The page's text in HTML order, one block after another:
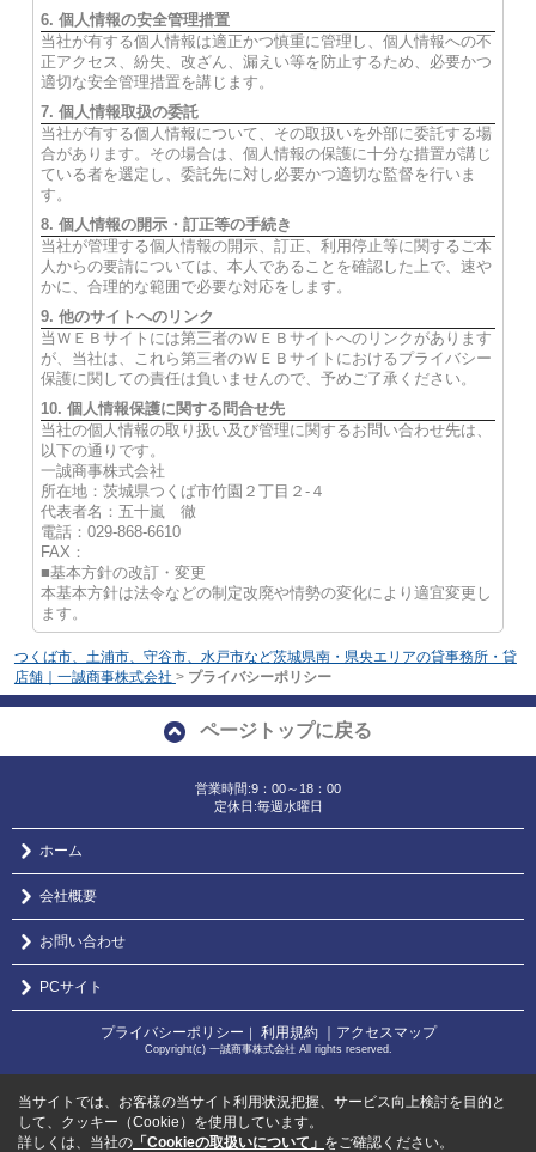
6. 個人情報の安全管理措置
当社が有する個人情報は適正かつ慎重に管理し、個人情報への不
正アクセス、紛失、改ざん、漏えい等を防止するため、必要かつ
適切な安全管理措置を講じます。
7. 個人情報取扱の委託
当社が有する個人情報について、その取扱いを外部に委託する場
合があります。その場合は、個人情報の保護に十分な措置が講じ
ている者を選定し、委託先に対し必要かつ適切な監督を行いま
す。
8. 個人情報の開示・訂正等の手続き
当社が管理する個人情報の開示、訂正、利用停止等に関するご本
人からの要請については、本人であることを確認した上で、速や
かに、合理的な範囲で必要な対応をします。
9. 他のサイトへのリンク
当ＷＥＢサイトには第三者のＷＥＢサイトへのリンクがあります
が、当社は、これら第三者のＷＥＢサイトにおけるプライバシー
保護に関しての責任は負いませんので、予めご了承ください。
10. 個人情報保護に関する問合せ先
当社の個人情報の取り扱い及び管理に関するお問い合わせ先は、
以下の通りです。
一誠商事株式会社
所在地：茨城県つくば市竹園２丁目２‐４
代表者名：五十嵐 徹
電話：029-868-6610
FAX：
■基本方針の改訂・変更
本基本方針は法令などの制定改廃や情勢の変化により適宜変更し
ます。
つくば市、土浦市、守谷市、水戸市など茨城県南・県央エリアの貸事務所・貸
店舗｜一誠商事株式会社 > プライバシーポリシー
ページトップに戻る
営業時間:9：00～18：00
定休日:毎週水曜日
ホーム
会社概要
お問い合わせ
PCサイト
プライバシーポリシー ｜ 利用規約 ｜アクセスマップ
Copyright(c) 一誠商事株式会社 All rights reserved.
当サイトでは、お客様の当サイト利用状況把握、サービス向上検討を目的と
して、クッキー（Cookie）を使用しています。
詳しくは、当社の 「Cookieの取扱いについて」 をご確認ください。